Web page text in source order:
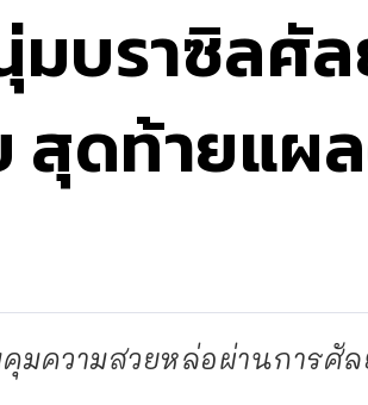
มบราซิลศั
สุดท้ายแผ
มความสวยหล่อผ่านการศั